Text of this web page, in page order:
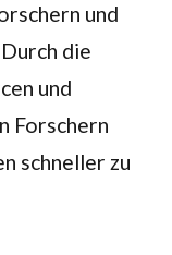
und
die
und
Forschern
schneller zu